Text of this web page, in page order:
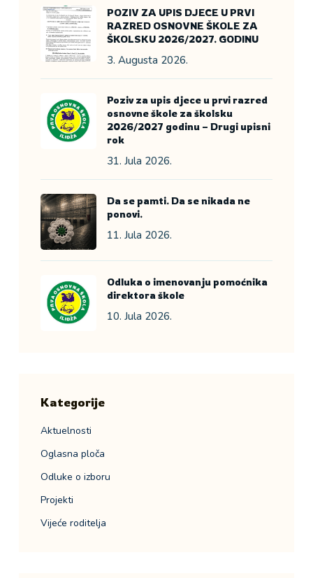
POZIV ZA UPIS DJECE U PRVI
RAZRED OSNOVNE ŠKOLE ZA
ŠKOLSKU 2026/2027. GODINU
3. Augusta 2026.
Poziv za upis djece u prvi razred
osnovne škole za školsku
2026/2027 godinu – Drugi upisni
rok
31. Jula 2026.
Da se pamti. Da se nikada ne
ponovi.
11. Jula 2026.
Odluka o imenovanju pomoćnika
direktora škole
10. Jula 2026.
Kategorije
Aktuelnosti
Oglasna ploča
Odluke o izboru
Projekti
Vijeće roditelja